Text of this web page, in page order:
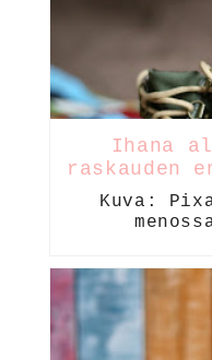
Ihana
raskauden
Kuva: